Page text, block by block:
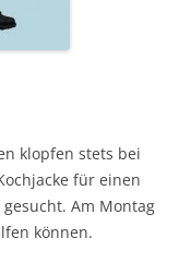
klopfen stets bei
für einen
Am Montag
können.